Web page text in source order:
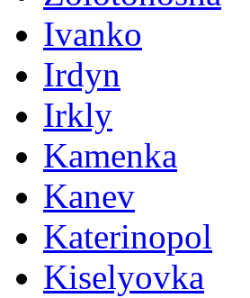
Ivanko
Irdyn
Irkly
Kamenka
Kanev
Katerinopol
Kiselyovka